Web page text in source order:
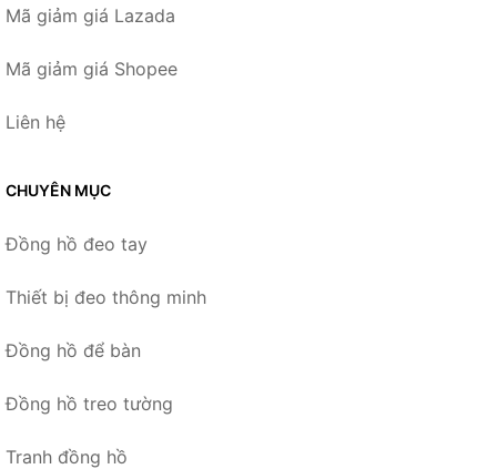
Mã giảm giá Lazada
Mã giảm giá Shopee
Liên hệ
CHUYÊN MỤC
Đồng hồ đeo tay
Thiết bị đeo thông minh
Đồng hồ để bàn
Đồng hồ treo tường
Tranh đồng hồ